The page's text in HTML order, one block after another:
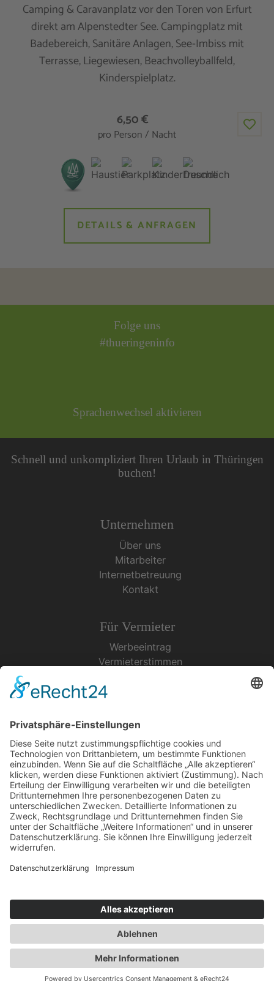
Camping & Caravanplatz vor den Toren von Erfurt
direkt am Alpenstedter See. Campingplatz mit
Badebereich, Sanitäre Anlagen, See-Imbiss mit
Terrasse, Liegewiesen, Beachvolleyballfeld,
Kinderspielplatz.
6,50 €
pro Person / Nacht
DETAILS & ANFRAGEN
Folge uns
#thueringeninfo
Sprachenwechsel aktivieren
Schnell und unkompliziert Ihren Urlaub in Thüringen
buchen!
Unternehmen
Über uns
Mitarbeiter
Internetbetreuung
Kontakt
Für Vermieter
Werbeeintrag
Vermieterstimmen
Urlaubsservice
Bücher, Karten & CD's
Ihre Anreise
Wetter
Links
Nutzungsbedingungen
Datenschutz
Reiseoasen.de
©2026 Internet-Service-Community|Cookie-Einstellungen